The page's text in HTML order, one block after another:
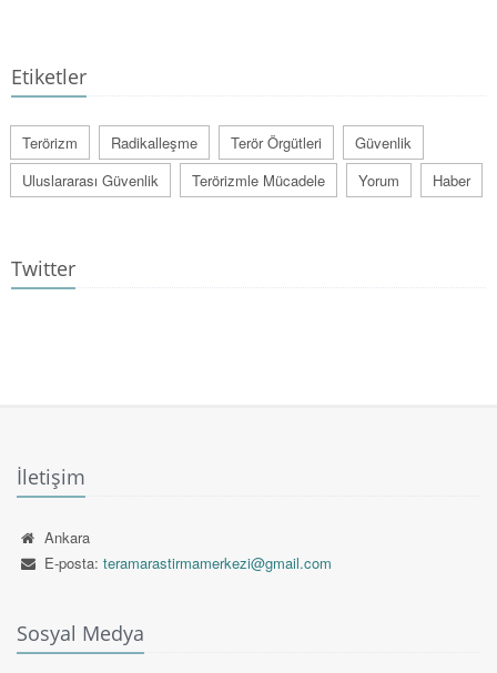
Etiketler
Terörizm Radikalleşme Terör Örgütleri
Güvenlik
Uluslararası Güvenlik
Terörizmle Mücadele Yorum Haber
Twitter
İletişim
Ankara
E-posta: teramarastirmamerkezi@gmail.com
Sosyal Medya